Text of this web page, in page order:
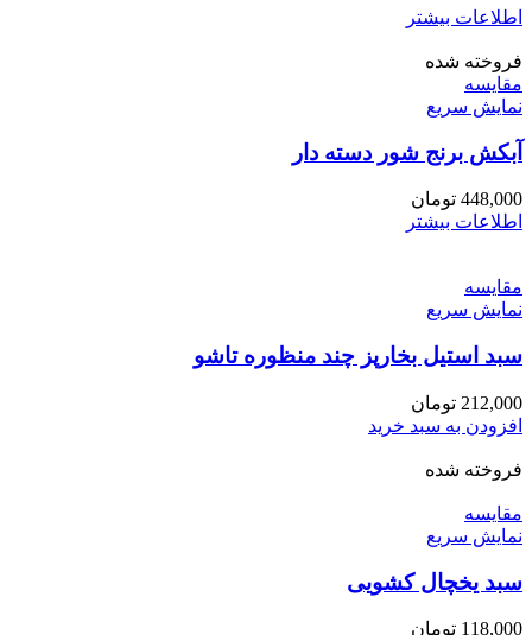
اطلاعات بیشتر
فروخته شده
مقايسه
نمایش سریع
آبکش برنج شور دسته دار
448,000 تومان
اطلاعات بیشتر
مقايسه
نمایش سریع
سبد استیل بخارپز چند منظوره تاشو
212,000 تومان
افزودن به سبد خرید
فروخته شده
مقايسه
نمایش سریع
سبد یخچال کشویی
118,000 تومان